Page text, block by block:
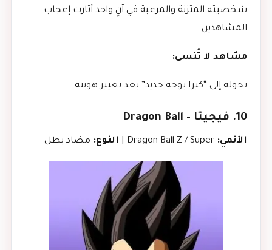
شخصيته المتزنة والمرعبة في آنٍ واحد أثارت إعجاب
المشاهدين.
مشاهد لا تُنسى:
تحوله إلى “كيرا بوجه جديد” بعد تغيير هويته.
10. فيجيتا – Dragon Ball
الأنمي: النوع: مضاد بطل